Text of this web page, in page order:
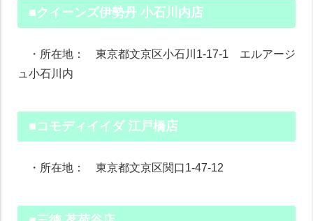
■クイーンズ伊勢丹 小石川内店
・所在地： 東京都文京区小石川1-17-1 エルアージ
ュ小石川内
■コモディイイダ 江戸橋店
・所在地： 東京都文京区関口1-47-12